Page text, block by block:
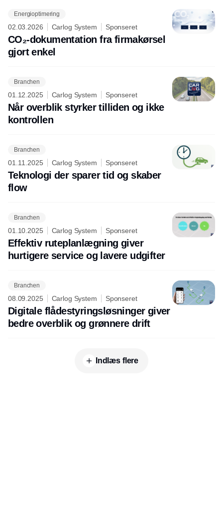
Energioptimering
02.03.2026 Carlog System Sponseret
CO₂-dokumentation fra firmakørsel
gjort enkel
Branchen
01.12.2025 Carlog System Sponseret
Når overblik styrker tilliden og ikke
kontrollen
Branchen
01.11.2025 Carlog System Sponseret
Teknologi der sparer tid og skaber
flow
Branchen
01.10.2025 Carlog System Sponseret
Effektiv ruteplanlægning giver
hurtigere service og lavere udgifter
Branchen
08.09.2025 Carlog System Sponseret
Digitale flådestyringsløsninger giver
bedre overblik og grønnere drift
Indlæs flere